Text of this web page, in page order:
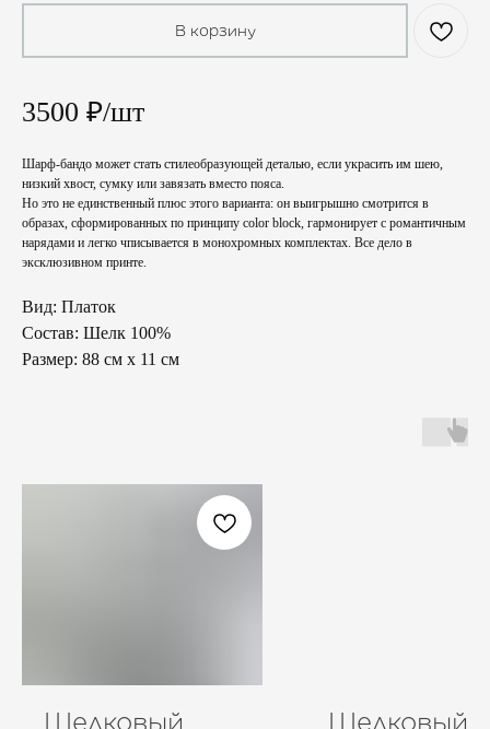
В корзину
3500 ₽/шт
Шарф-бандо может стать стилеобразующей деталью, если украсить им шею,
низкий хвост, сумку или завязать вместо пояса.
Но это не единственный плюс этого варианта: он выигрышно смотрится в
образах, сформированных по принципу color block, гармонирует с романтичным
нарядами и легко чписывается в монохромных комплектах. Все дело в
эксклюзивном принте.
Вид: Платок
Состав: Шелк 100%
Размер: 88 см х 11 см
Шелковый Шелковый